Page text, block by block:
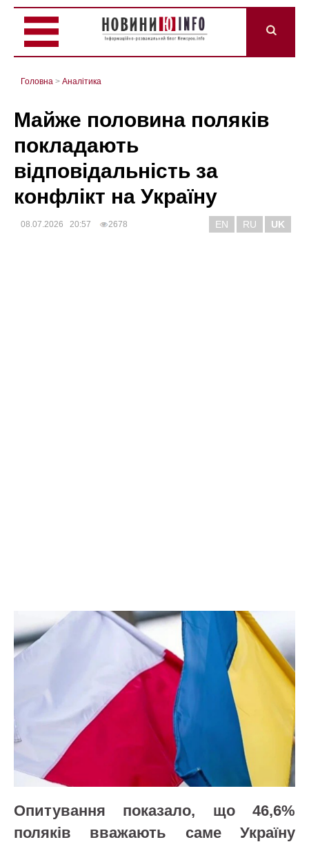
Головна > Аналітика
Майже половина поляків
покладають
відповідальність за
конфлікт на Україну
08.07.2026 20:57 2678 EN RU UK
Опитування показало, що 46,6%
поляків вважають саме Україну